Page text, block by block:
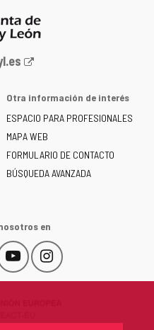
Otra información de interés
ESPACIO PARA PROFESIONALES
MAPA WEB
FORMULARIO DE CONTACTO
BÚSQUEDA AVANZADA
en
YouTube
Este
enlace
Instagram
Este
enlace